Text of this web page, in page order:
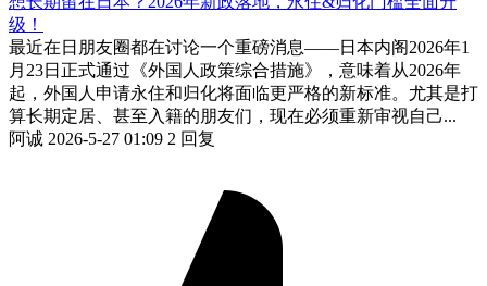
级！
最近在日朋友圈都在讨论一个重磅消息——日本内阁2026年1
月23日正式通过《外国人政策综合措施》，意味着从2026年
起，外国人申请永住和归化将面临更严格的新标准。尤其是打
算长期定居、甚至入籍的朋友们，现在必须重新审视自己...
阿诚 2026-5-27 01:09 2 回复